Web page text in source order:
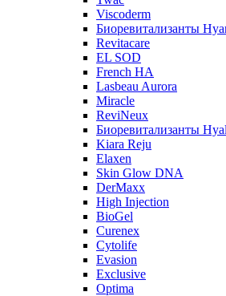
Viscoderm
Биоревитализанты
Revitacare
EL SOD
French HA
Lasbeau Aurora
Miracle
ReviNeux
Биоревитализанты
Kiara Reju
Elaxen
Skin Glow DNA
DerMaxx
High Injection
BioGel
Curenex
Cytolife
Evasion
Exclusive
Optima